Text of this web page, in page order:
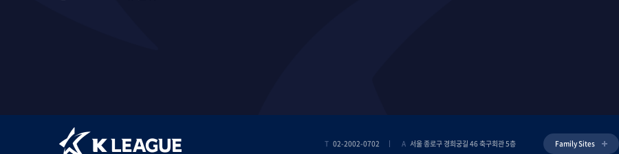
T 02-2002-0702 A 서울 종로구 경희궁길 46 축구회관 5층 Family Sites